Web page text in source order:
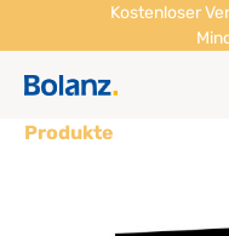
Kostenloser
Produkte